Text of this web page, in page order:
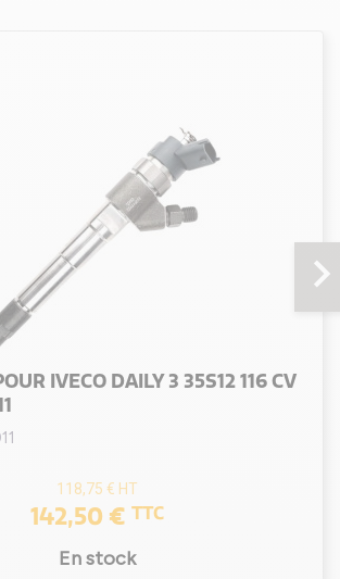
IVECO DAILY 3 35S12 116 CV
118,75 € HT
142,50 € TTC
En stock